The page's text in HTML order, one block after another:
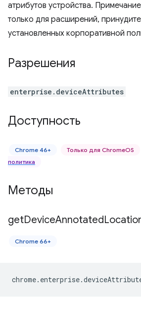
атрибутов устройства.
только для расширений,
установленных корпоративной
Разрешения
enterprise.deviceAttributes
Доступность
Chrome 46+ Только для ChromeOS
политика
Методы
getDeviceAnnotated
Chrome 66+
chrome. enterprise.